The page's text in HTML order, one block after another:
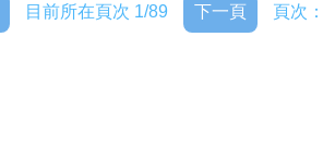
目前所在頁次 1/89 下一頁 頁次：